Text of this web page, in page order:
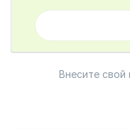
Внесите свой